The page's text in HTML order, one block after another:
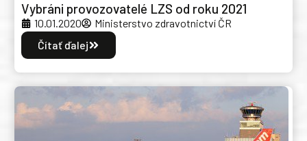
Vybráni provozovatelé LZS od roku 2021
10.01.2020
Ministerstvo zdravotnictví ČR
Čítať ďalej